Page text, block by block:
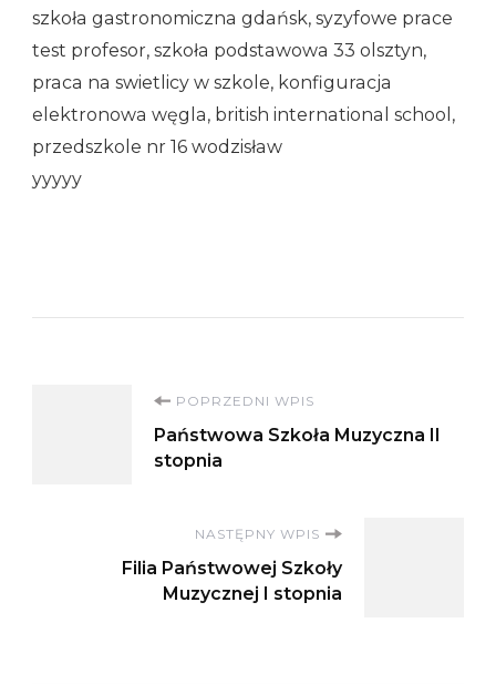
szkoła gastronomiczna gdańsk, syzyfowe prace
test profesor, szkoła podstawowa 33 olsztyn,
praca na swietlicy w szkole, konfiguracja
elektronowa węgla, british international school,
przedszkole nr 16 wodzisław
yyyyy
Nawigacja
wpisu
POPRZEDNI WPIS
Państwowa Szkoła Muzyczna II
stopnia
NASTĘPNY WPIS
Filia Państwowej Szkoły
Muzycznej I stopnia